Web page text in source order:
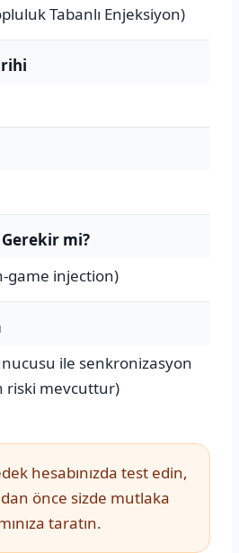
Tabanlı Enjeksiyon)
mi?
game injection)
ile senkronizasyon
riski mevcuttur)
hesabınızda test edin,
önce sizde mutlaka
taratın.